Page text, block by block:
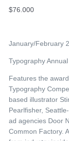
$76.000
January/February
Typography Annual
Features the
Typography
based illustrator
Pearlfisher,
ad agencies Door
Common Factory.